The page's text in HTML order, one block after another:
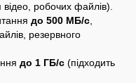
робочих файлів).
до 500 МБ/с
резервного
до 1 ГБ/с (підходить